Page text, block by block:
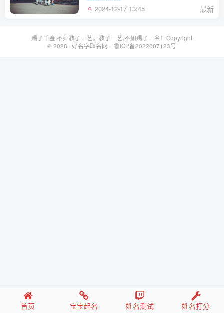
2024-12-17 13:45 最新
赐子千金,不如教子一艺。教子一艺,不如赐子一名！Copyright
© 2028 · 好名字取名网 · 鲁ICP备2022007123号
首页 宝宝起名 姓名测试 姓名打分